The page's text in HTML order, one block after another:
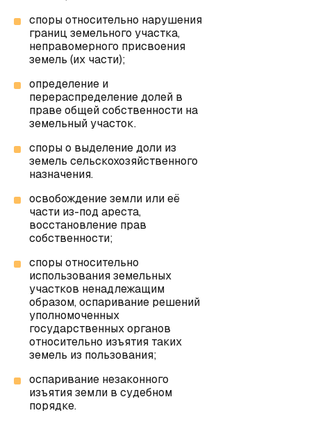
споры относительно нарушения
границ земельного участка,
неправомерного присвоения
земель (их части);
определение и
перераспределение долей в
праве общей собственности на
земельный участок.
споры о выделение доли из
земель сельскохозяйственного
назначения.
освобождение земли или её
части из-под ареста,
восстановление прав
собственности;
споры относительно
использования земельных
участков ненадлежащим
образом, оспаривание решений
уполномоченных
государственных органов
относительно изъятия таких
земель из пользования;
оспаривание незаконного
изъятия земли в судебном
порядке.